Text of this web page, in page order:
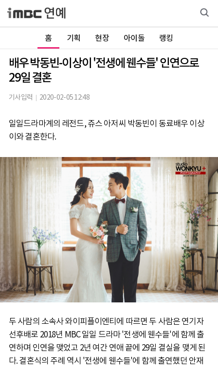
홈 기획 현장 아이돌 랭킹
배우 박동빈-이상이 '전생에 웬수들' 인연으로
29일 결혼
기사입력 2020-02-05 12:48
일일드라마계의 레전드, 쥬스 아저씨 박동빈이 동료배우 이상
이와 결혼한다.
두 사람의 소속사 와이피플이엔티에 따르면 두 사람은 연기자
선후배로 2018년 MBC 일일 드라마 '전생에 웬수들'에 함께 출
연하며 인연을 맺었고 2년 여간 연애 끝에 29일 결실을 맺게 된
다. 결혼식의 주례 역시 '전생에 웬수들'에 함께 출연했던 안재